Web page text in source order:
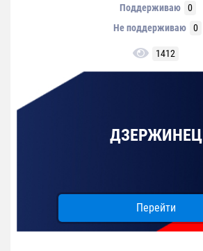
Поддерживаю
0
Не поддерживаю
0
1412
ДЗЕРЖИНЕЦ
Перейти